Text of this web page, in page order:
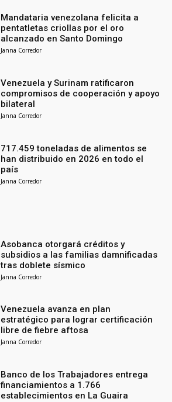
Mandataria venezolana felicita a
pentatletas criollas por el oro
alcanzado en Santo Domingo
Janna Corredor
Venezuela y Surinam ratificaron
compromisos de cooperación y apoyo
bilateral
Janna Corredor
717.459 toneladas de alimentos se
han distribuido en 2026 en todo el
país
Janna Corredor
Asobanca otorgará créditos y
subsidios a las familias damnificadas
tras doblete sísmico
Janna Corredor
Venezuela avanza en plan
estratégico para lograr certificación
libre de fiebre aftosa
Janna Corredor
Banco de los Trabajadores entrega
financiamientos a 1.766
establecimientos en La Guaira